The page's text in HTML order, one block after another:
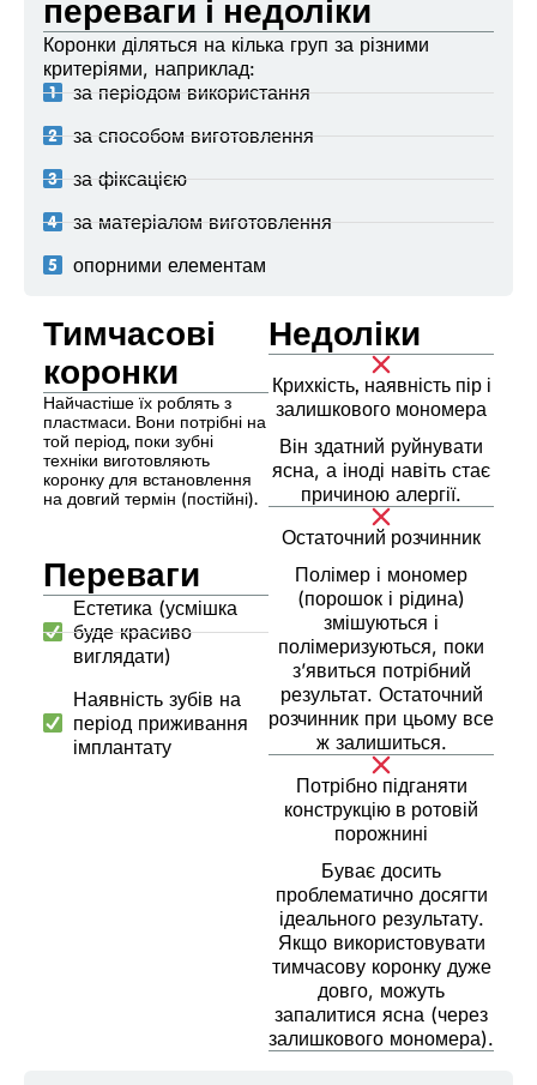
переваги і недоліки
Коронки діляться на кілька груп за різними
критеріями, наприклад:
за періодом використання
за способом виготовлення
за фіксацією
за матеріалом виготовлення
опорними елементам
Тимчасові
коронки
Найчастіше їх роблять з
пластмаси. Вони потрібні на
той період, поки зубні
техніки виготовляють
коронку для встановлення
на довгий термін (постійні).
Переваги
Естетика (усмішка
буде красиво
виглядати)
Наявність зубів на
період приживання
імплантату
Недоліки
Крихкість, наявність пір і
залишкового мономера
Він здатний руйнувати
ясна, а іноді навіть стає
причиною алергії.
Остаточний розчинник
Полімер і мономер
(порошок і рідина)
змішуються і
полімеризуються, поки
з’явиться потрібний
результат. Остаточний
розчинник при цьому все
ж залишиться.
Потрібно підганяти
конструкцію в ротовій
порожнині
Буває досить
проблематично досягти
ідеального результату.
Якщо використовувати
тимчасову коронку дуже
довго, можуть
запалитися ясна (через
залишкового мономера).